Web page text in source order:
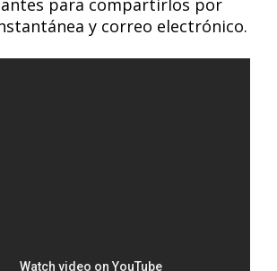
para compartirlos por
y correo electrónico.